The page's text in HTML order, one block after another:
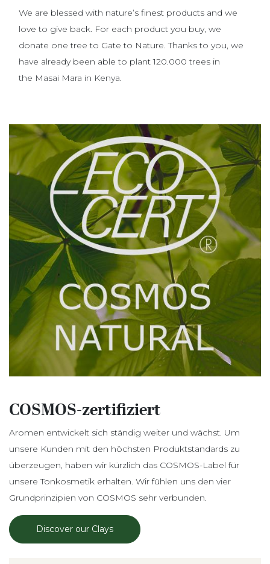
We are blessed with nature’s finest products and we
love to give back. For each product you buy, we
donate one tree to Gate to Nature. Thanks to you, we
have already been able to plant 120.000 trees in
the Masai Mara in Kenya.
COSMOS-zertifiziert
Aromen entwickelt sich ständig weiter und wächst. Um
unsere Kunden mit den höchsten Produktstandards zu
überzeugen, haben wir kürzlich das COSMOS-Label für
unsere Tonkosmetik erhalten. Wir fühlen uns den vier
Grundprinzipien von COSMOS sehr verbunden.
Discover our Clays